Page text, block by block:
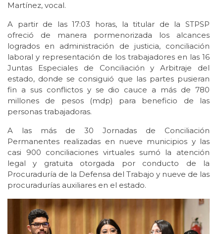
Martínez, vocal.
A partir de las 17:03 horas, la titular de la STPSP
ofreció de manera pormenorizada los alcances
logrados en administración de justicia, conciliación
laboral y representación de los trabajadores en las 16
Juntas Especiales de Conciliación y Arbitraje del
estado, donde se consiguió que las partes pusieran
fin a sus conflictos y se dio cauce a más de 780
millones de pesos (mdp) para beneficio de las
personas trabajadoras.
A las más de 30 Jornadas de Conciliación
Permanentes realizadas en nueve municipios y las
casi 900 conciliaciones virtuales sumó la atención
legal y gratuita otorgada por conducto de la
Procuraduría de la Defensa del Trabajo y nueve de las
procuradurías auxiliares en el estado.